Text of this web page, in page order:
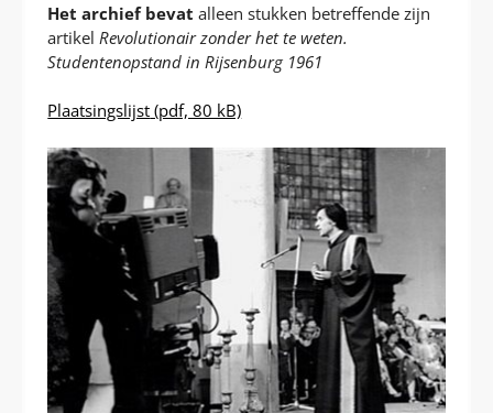
Het archief bevat alleen stukken betreffende zijn
artikel Revolutionair zonder hette weten.
Studentenopstand in Rijsenburg 1961
Plaatsingslijst (pdf, 80 kB)